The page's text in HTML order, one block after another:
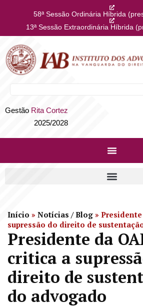
58ª Sessão Ordinária Híbrida
13ª Sessão Extraordinária Híbrida
Gestão Rita Cortez
2025/2028
Início » Notícias / Blog » Presidente
supressão do direito de
Presidente da
critica a
direito de
do advogado